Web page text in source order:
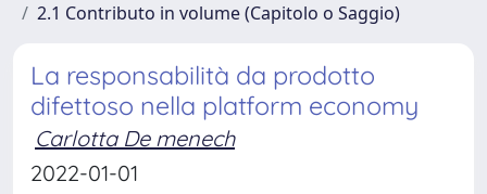
2.1 Contributo in volume (Capitolo o Saggio)
La responsabilità da prodotto
difettoso nella platform economy
Carlotta De menech
2022-01-01